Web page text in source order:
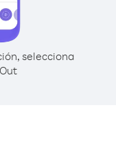
selecciona